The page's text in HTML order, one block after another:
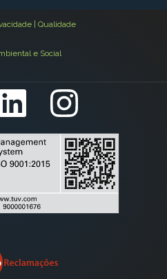
| Qualidade
e Social